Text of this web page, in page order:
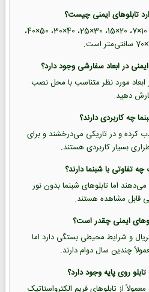
ابعاد رایج تابلوهای ایمنی شامل 10×7، 20×15، 30×25، 40×30، 50×40،
ابعاد مورد نظر متناسب با محل نصب
دهید.
کرده و در تاریکی می‌درخشند و برای
بسیار کاربردی هستند.
اما تابلوهای شبنما بدون نور
قابل مشاهده هستند.
و شرایط محیطی بستگی دارد اما
چندین سال دوام دارند.
از تابلوهای فریم الکترواستاتیک